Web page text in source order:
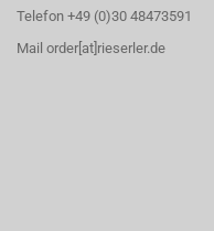
Telefon +49 (0)30 48473591
Mail order[at]rieserler.de